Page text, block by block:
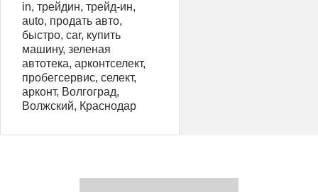
in, трейдин, трейд-ин,
auto, продать авто,
быстро, car, купить
машину, зеленая
автотека, арконтселект,
пробегсервис, селект,
арконт, Волгоград,
Волжский, Краснодар